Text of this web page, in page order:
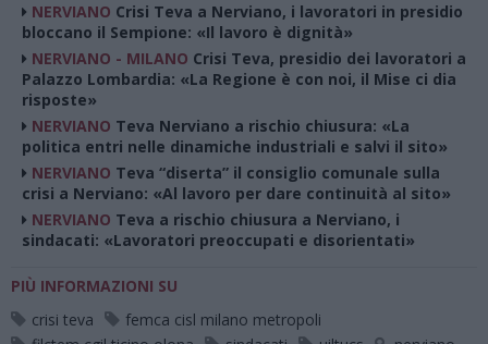
NERVIANO Crisi Teva a Nerviano, i lavoratori in presidio
bloccano il Sempione: «Il lavoro è dignità»
NERVIANO - MILANO Crisi Teva, presidio dei lavoratori a
Palazzo Lombardia: «La Regione è con noi, il Mise ci dia
risposte»
NERVIANO Teva Nerviano a rischio chiusura: «La
politica entri nelle dinamiche industriali e salvi il sito»
NERVIANO Teva “diserta” il consiglio comunale sulla
crisi a Nerviano: «Al lavoro per dare continuità al sito»
NERVIANO Teva a rischio chiusura a Nerviano, i
sindacati: «Lavoratori preoccupati e disorientati»
PIÙ INFORMAZIONI SU
crisi teva
femca cisl milano metropoli